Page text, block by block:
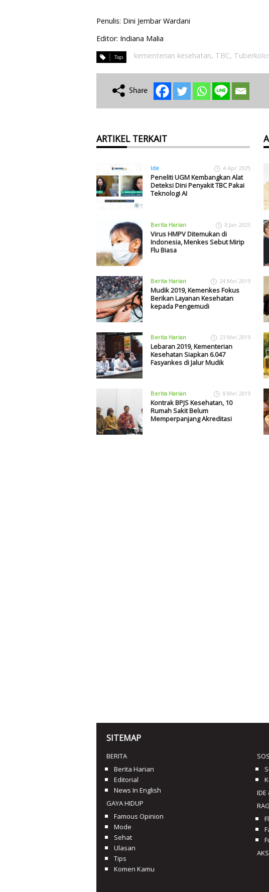
Penulis: Dini Jembar Wardani
Editor: Indiana Malia
kementerian kesehatan, TBC,
ARTIKEL TERKAIT
Ide 4 Apr 2025
Peneliti UGM Kembangkan Alat
Deteksi Dini Penyakit TBC Pakai
Teknologi AI
Berita Harian 8 Jan 2025
Virus HMPV Ditemukan di
Indonesia, Menkes Sebut Mirip
Flu Biasa
Berita Harian 24 Mei 2019
Mudik 2019, Kemenkes Fokus
Berikan Layanan Kesehatan
kepada Pengemudi
Berita Harian 23 Mei 2019
Lebaran 2019, Kementerian
Kesehatan Siapkan 6.047
Fasyankes di Jalur Mudik
Berita Harian 8 Mei 2019
Kontrak BPJS Kesehatan, 10
Rumah Sakit Belum
Memperpanjang Akreditasi
SITEMAP
BERITA
Berita Harian
Editorial
News In English
GAYA HIDUP
Famous Opinion
Mode
Sehat
Ulasan
Tips
Komen Kamu
IDE